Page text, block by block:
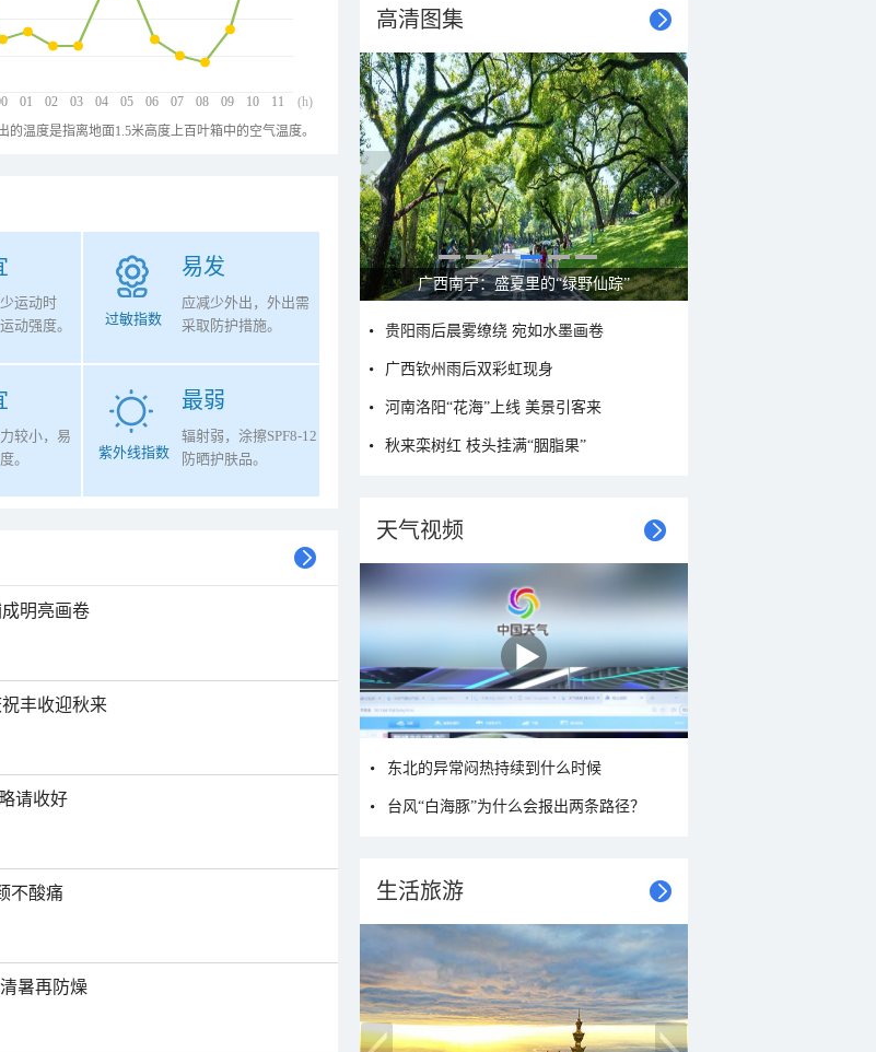
01 02 03 04 05 06 07 08 09 10 11 (h)
温度是指离地面1.5米高度上百叶箱中的空气温度。
运动时
动强度。
易发
过敏指数
应减少外出，外出需
采取防护措施。
较小，易
。
最弱
紫外线指数
辐射弱，涂擦SPF8-12
防晒护肤品。
明亮画卷
丰收迎秋来
请收好
不酸痛
暑再防燥
高清图集
呼伦贝尔草原 藏着最治愈的蓝天白云
贵阳雨后晨雾缭绕 宛如水墨画卷
广西钦州雨后双彩虹现身
河南洛阳“花海”上线 美景引客来
秋来栾树红 枝头挂满“胭脂果”
天气视频
东北的异常闷热持续到什么时候
台风“白海豚”为什么会报出两条路径？
生活旅游